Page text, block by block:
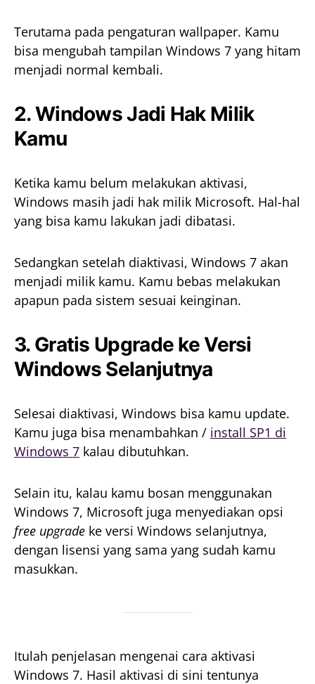
Terutama pada pengaturan wallpaper. Kamu
bisa mengubah tampilan Windows 7 yang hitam
menjadi normal kembali.
2. Windows Jadi Hak Milik
Kamu
Ketika kamu belum melakukan aktivasi,
Windows masih jadi hak milik Microsoft. Hal-hal
yang bisa kamu lakukan jadi dibatasi.
Sedangkan setelah diaktivasi, Windows 7 akan
menjadi milik kamu. Kamu bebas melakukan
apapun pada sistem sesuai keinginan.
3. Gratis Upgrade ke Versi
Windows Selanjutnya
Selesai diaktivasi, Windows bisa kamu update.
Kamu juga bisa menambahkan / install SP1 di
Windows 7 kalau dibutuhkan.
Selain itu, kalau kamu bosan menggunakan
Windows 7, Microsoft juga menyediakan opsi
free upgrade ke versi Windows selanjutnya,
dengan lisensi yang sama yang sudah kamu
masukkan.
Itulah penjelasan mengenai cara aktivasi
Windows 7. Hasil aktivasi di sini tentunya